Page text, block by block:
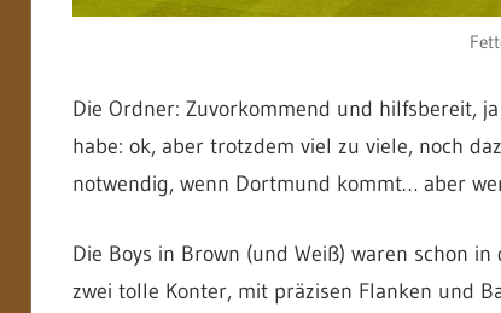
Die Ordner: Zuvorkommend und hilfsbereit,
habe: ok, aber trotzdem viel zu viele, noch
notwendig, wenn Dortmund kommt… aber
Die Boys in Brown (und Weiß) waren schon
zwei tolle Konter, mit präzisen Flanken und